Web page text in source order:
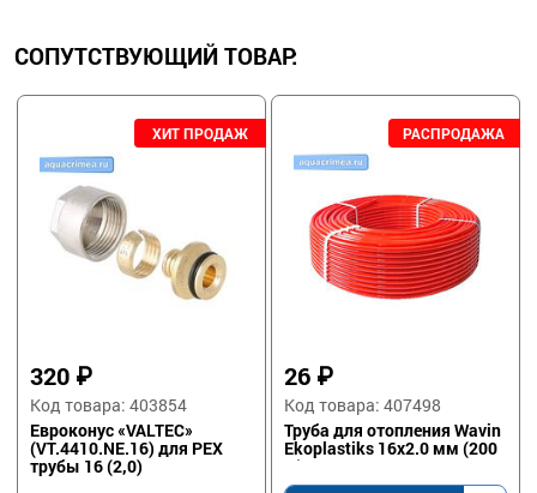
СОПУТСТВУЮЩИЙ ТОВАР:
320 ₽
Код товара: 403854
Евроконус «VALTEC»
(VT.4410.NE.16) для PEX
трубы 16 (2,0)
26 ₽
Код товара: 407498
Труба для отопления Wavin
Ekoplastiks 16х2.0 мм (200
м)